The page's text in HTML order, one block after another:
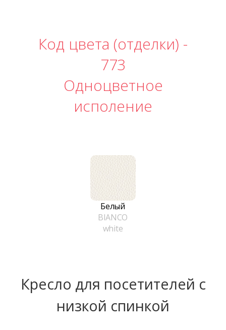
Код цвета (отделки) -
773
Одноцветное
исполение
Белый
BIANCO
white
Кресло для посетителей с
низкой спинкой